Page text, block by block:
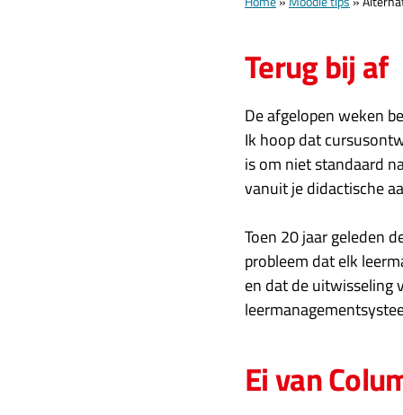
Terug bij af
De afgelopen weken
Ik hoop dat
is om niet standaard
vanuit je didactische
Toen 20 jaar geleden
probleem dat elk
en dat de uitwisseling
Ei van